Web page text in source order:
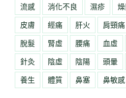
流感
消化不良 濕疹
皮膚
經痛 肝火 肩頸痛
脫髮
腎虛 腰痛 血虛
針灸
陰虛 陰陽 頭暈
養生
體質 鼻塞 鼻敏感